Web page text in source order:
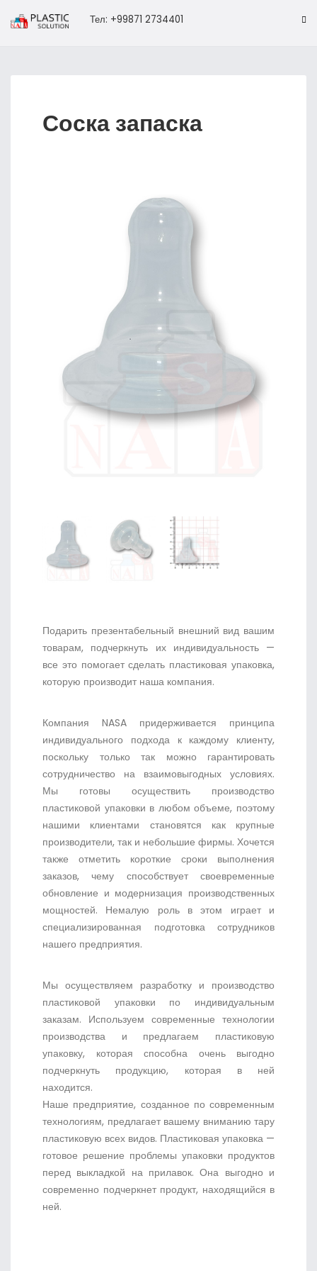
Тел: +99871 2734401
Соска запаска
Подарить презентабельный внешний вид вашим
товарам, подчеркнуть их индивидуальность —
все это помогает сделать пластиковая упаковка,
которую производит наша компания.
Компания NASA придерживается принципа
индивидуального подхода к каждому клиенту,
поскольку только так можно гарантировать
сотрудничество на взаимовыгодных условиях.
Мы готовы осуществить производство
пластиковой упаковки в любом объеме, поэтому
нашими клиентами становятся как крупные
производители, так и небольшие фирмы. Хочется
также отметить короткие сроки выполнения
заказов, чему способствует своевременные
обновление и модернизация производственных
мощностей. Немалую роль в этом играет и
специализированная подготовка сотрудников
нашего предприятия.
Мы осуществляем разработку и производство
пластиковой упаковки по индивидуальным
заказам. Используем современные технологии
производства и предлагаем пластиковую
упаковку, которая способна очень выгодно
подчеркнуть продукцию, которая в ней
находится.
Наше предприятие, созданное по современным
технологиям, предлагает вашему вниманию тару
пластиковую всех видов. Пластиковая упаковка —
готовое решение проблемы упаковки продуктов
перед выкладкой на прилавок. Она выгодно и
современно подчеркнет продукт, находящийся в
ней.